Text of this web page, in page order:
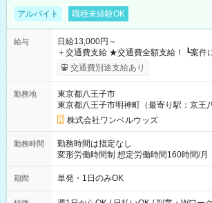
アルバイト 職種未経験OK
給与
日給13,000円～
＋交通費支給 ★交通費全額支給！ ┗案件により規定あり ★日払
いOK！（規定あり） ┗働いたその日に
ンビニATMから 日払い分を引き落とせます！ 【試用期
交通費別途支給あり
勤務地
東京都八王子市
東京都八王子市明神町（最寄り駅：京王
株式会社ワンベルウッズ
勤務時間
勤務時間は指定なし
変形労働時間制 想定労働時間160時間/月 【シフト例】 ・8：00
～21：00
期間 単発・1日のみOK